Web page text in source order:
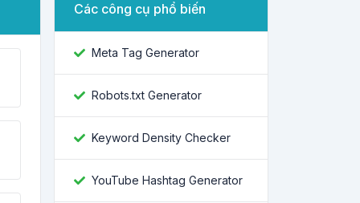
Các công cụ phổ biến
Meta Tag Generator
Robots.txt Generator
Keyword Density Checker
YouTube Hashtag Generator